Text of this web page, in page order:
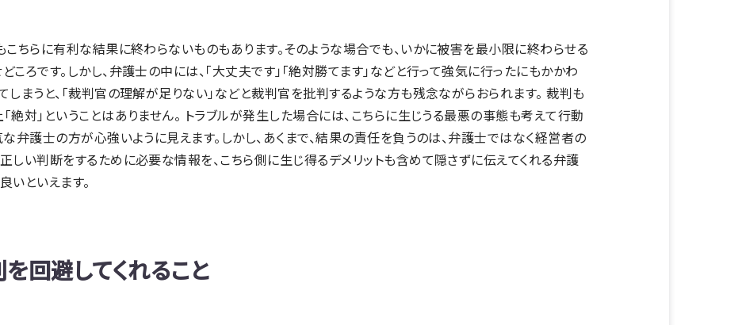
こちらに有利な結果に終わらないものもあります。そのような場合でも、いかに被害を最小限に終わらせる
ろです。しかし、弁護士の中には、「大丈夫です」「絶対勝てます」などと行って強気に行ったにもかかわ
しまうと、「裁判官の理解が足りない」などと裁判官を批判するような方も残念ながらおられます。 裁判も
絶対」ということはありません。 トラブルが発生した場合には、こちらに生じうる最悪の事態も考えて行動
弁護士の方が心強いように見えます。しかし、あくまで、結果の責任を負うのは、弁護士ではなく経営者の
しい判断をするために必要な情報を、こちら側に生じ得るデメリットも含めて隠さずに伝えてくれる弁護
といえます。
を回避してくれること